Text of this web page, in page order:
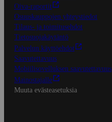
Oiva-raportit
Osuuskauppojen yhteystiedot
Tilaus- ja toimitusehdot
Tietosuojakäytäntö
Palvelun käyttöehdot
Saavutettavuus
Mobiilisovelluksen saavutettavuus
Mainostajalle
Muuta evästeasetuksia